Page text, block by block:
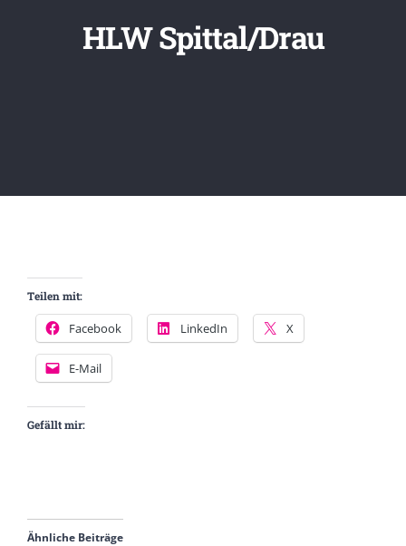
HLW Spittal/Drau
Teilen mit:
Facebook LinkedIn X
E-Mail
Gefällt mir:
Ähnliche Beiträge